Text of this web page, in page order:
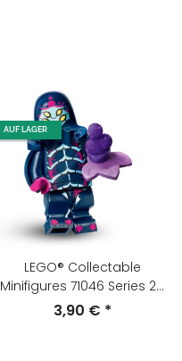
AUF LAGER
LEGO® Collectable
Minifigures 71046 Series 26
Minifigur Alien-Käferzoid
3,90 € *